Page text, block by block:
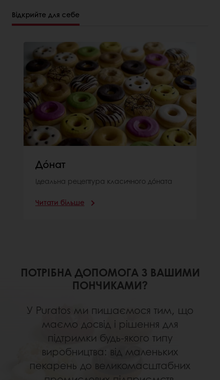
Відкрийте для себе
Дóнат
Ідеальна рецептура класичного дóната
Читати більше
ПОТРІБНА ДОПОМОГА З ВАШИМИ
ПОНЧИКАМИ?
У Puratos ми пишаємося тим, що
маємо досвід і рішення для
підтримки будь-якого типу
виробництва: від маленьких
пекарень до великомасштабних